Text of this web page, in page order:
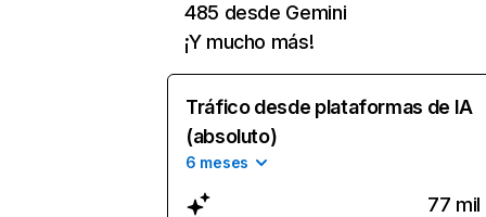
485 desde Gemini
¡Y mucho más!
Tráfico desde plataformas de IA
(absoluto)
6 meses
77 mil